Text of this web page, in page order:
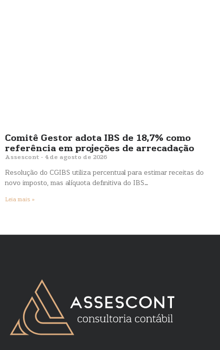
Comitê Gestor adota IBS de 18,7% como
referência em projeções de arrecadação
Assescont 4 de agosto de 2026
Resolução do CGIBS utiliza percentual para estimar receitas do
novo imposto, mas alíquota definitiva do IBS…
Leia mais »